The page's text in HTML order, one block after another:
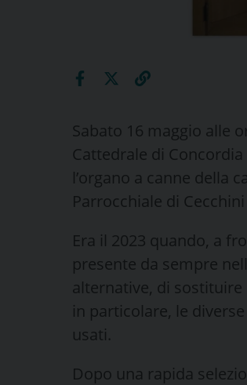
Sabato 16 maggio alle
Cattedrale di
l’organo a canne della
Parrocchiale di
Era il 2023 quando, a
presente da sempre
alternative, di sostituire
in particolare, le
usati.
Dopo una rapida